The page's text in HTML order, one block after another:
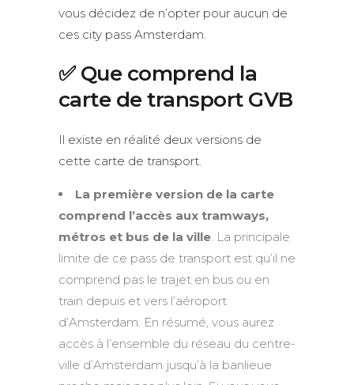
vous décidez de n’opter pour aucun de
ces city pass Amsterdam.
✅ Que comprend la
carte de transport GVB
Il existe en réalité deux versions de
cette carte de transport.
La première version de la carte
comprend l’accès aux tramways,
métros et bus de la ville. La principale
limite de ce pass de transport est qu’il ne
comprend pas le trajet en bus ou en
train depuis et vers l’aéroport
d’Amsterdam. En résumé, vous aurez
accès à l’ensemble du réseau du centre-
ville d’Amsterdam jusqu’à la banlieue